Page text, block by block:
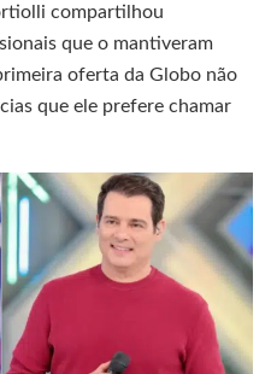
compartilhou
que o mantiveram
oferta da Globo não
que ele prefere chamar